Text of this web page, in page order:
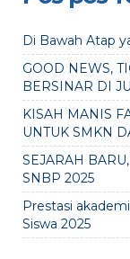
Di Bawah Atap
GOOD NEWS,
BERSINAR DI
KISAH MANIS
UNTUK SMKN
SEJARAH
SNBP 2025
Prestasi
Siswa 2025